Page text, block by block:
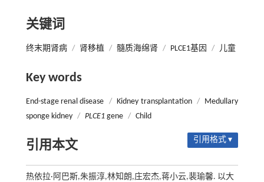
关键词
终末期肾病 / 肾移植 / 髓质海绵肾 / PLCE1基因 / 儿童
Key words
End-stage renal disease / Kidney transplantation /
Medullary
sponge kidney / PLCE1gene / Child
引用本文 引用格式 ▾
热依拉·阿巴斯,朱振淳,林知朗,庄宏杰,蒋小云,裴瑜馨. 以大